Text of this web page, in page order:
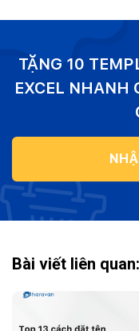
TẶNG 10
EXCEL NHANH
Bài viết liên quan: